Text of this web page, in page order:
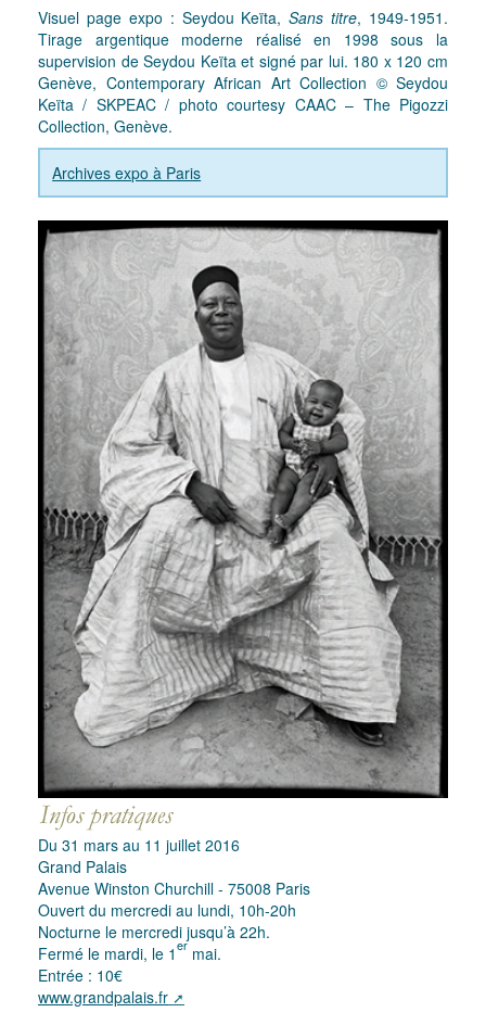
Visuel page expo : Seydou Keïta,Sans titre, 1949-1951.
Tirage argentique moderne réalisé en 1998 sous la
supervision de Seydou Keïta et signé par lui. 180 x 120 cm
Genève, Contemporary African Art Collection © Seydou
Keïta / SKPEAC / photo courtesy CAAC – The Pigozzi
Collection, Genève.
Archives expo à Paris
Du 31 mars au 11 juillet 2016
Grand Palais
Avenue Winston Churchill - 75008 Paris
Ouvert du mercredi au lundi, 10h-20h
Nocturne le mercredi jusqu’à 22h.
Fermé le mardi, le 1er mai.
Entrée : 10€
www.grandpalais.fr